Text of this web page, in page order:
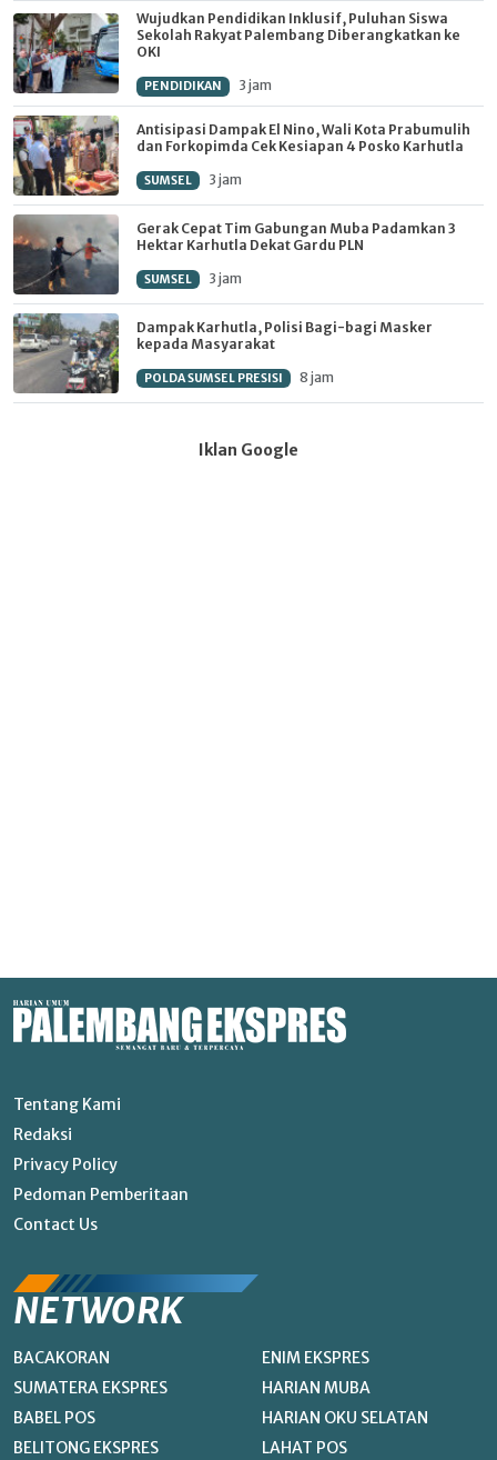
Wujudkan Pendidikan Inklusif, Puluhan Siswa
Sekolah Rakyat Palembang Diberangkatkan ke
OKI
PENDIDIKAN 3 jam
Antisipasi Dampak El Nino, Wali Kota Prabumulih
dan Forkopimda Cek Kesiapan 4 Posko Karhutla
SUMSEL 3 jam
Gerak Cepat Tim Gabungan Muba Padamkan 3
Hektar Karhutla Dekat Gardu PLN
SUMSEL 3 jam
Dampak Karhutla, Polisi Bagi-bagi Masker
kepada Masyarakat
POLDA SUMSEL PRESISI 8 jam
Iklan Google
Tentang Kami
Redaksi
Privacy Policy
Pedoman Pemberitaan
Contact Us
NETWORK
BACAKORAN
SUMATERA EKSPRES
BABEL POS
BELITONG EKSPRES
ENIM EKSPRES
HARIAN MUBA
HARIAN OKU SELATAN
LAHAT POS